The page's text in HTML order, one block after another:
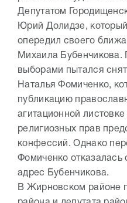
Депутатом
Юрий Долидзе,
опередил своего
Михаила Бубенчикова.
выборами пытался
Наталья Фомиченко,
публикацию
агитационной
религиозных прав
конфессий. Однако
Фомиченко отказалась
адрес Бубенчикова.
В Жирновском районе